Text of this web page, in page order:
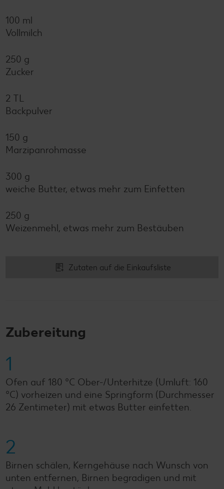
100 ml
Vollmilch
250 g
Zucker
2 TL
Backpulver
150 g
Marzipanrohmasse
300 g
weiche Butter, etwas mehr zum Einfetten
250 g
Weizenmehl, etwas mehr zum Bestäuben
Zutaten auf die Einkaufsliste
Zubereitung
1
Ofen auf 180 °C Ober-/Unterhitze (Umluft: 160
°C) vorheizen und eine Springform (Durchmesser
26 Zentimeter) mit etwas Butter einfetten.
2
Birnen schälen, Kerngehäuse nach Wunsch von
unten entfernen, Birnen begradigen und mit